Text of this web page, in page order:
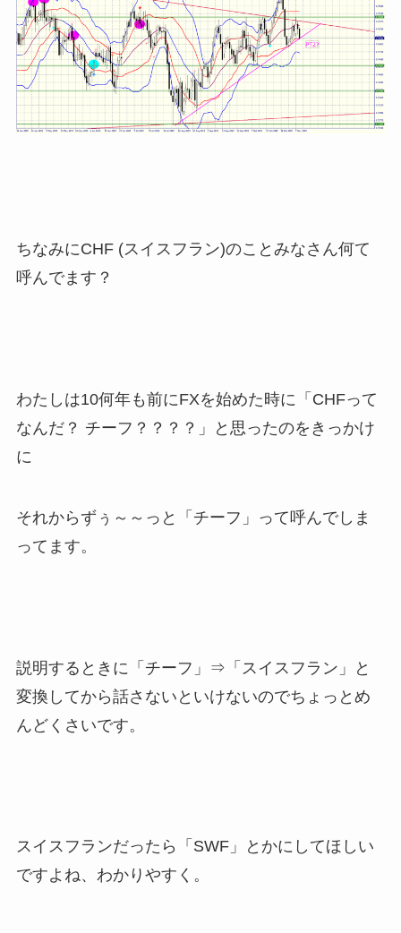
ちなみにCHF (スイスフラン)のことみなさん何て
呼んでます？
わたしは10何年も前にFXを始めた時に「CHFって
なんだ？ チーフ？？？？」と思ったのをきっかけ
に
それからずぅ～～っと「チーフ」って呼んでしま
ってます。
説明するときに「チーフ」⇒「スイスフラン」と
変換してから話さないといけないのでちょっとめ
んどくさいです。
スイスフランだったら「SWF」とかにしてほしい
ですよね、わかりやすく。